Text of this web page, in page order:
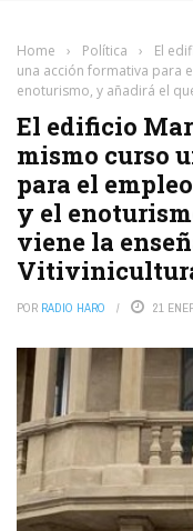
Home › Política ›
El
una acción formativa para
enoturismo, y añadirá el
El edificio
mismo curso
para el
y el
viene la
POR RADIO HARO 21